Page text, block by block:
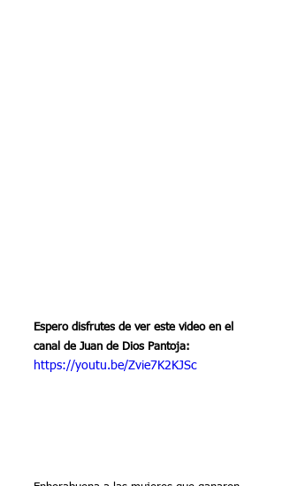
Espero disfrutes de ver este video en el
canal de Juan de Dios Pantoja:
https://youtu.be/Zvie7K2KJSc